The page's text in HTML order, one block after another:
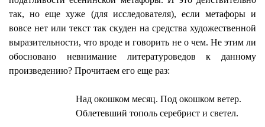
так, но еще хуже (для исследователя), если метафоры и
вовсе нет или текст так скуден на средства художественной
выразительности, что вроде и говорить не о чем. Не этим ли
обосновано невнимание литературоведов к данному
произведению? Прочитаем его еще раз:
Над окошком месяц. Под окошком ветер.
Облетевший тополь серебрист и светел.